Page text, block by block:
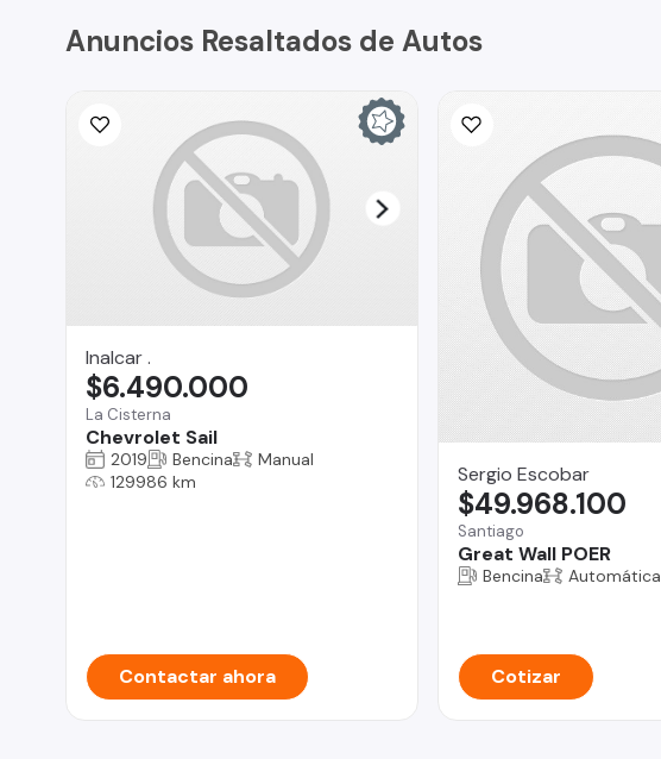
Anuncios Resaltados de Autos
Inalcar .
La Cisterna
Chevrolet Sail
$6.490.000
2019 Bencina
Manual
129986 km
Contactar ahora
Sergio Escobar
Santiago
Great Wall POER
$49.968.100
Bencina Automática
Cotizar